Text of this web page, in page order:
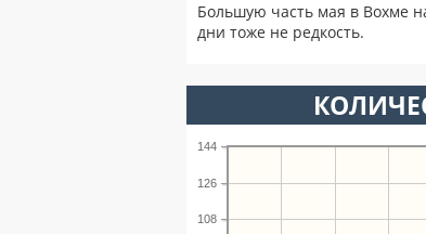
Большую часть мая в Вохме
дни тоже не редкость.
108
126
144